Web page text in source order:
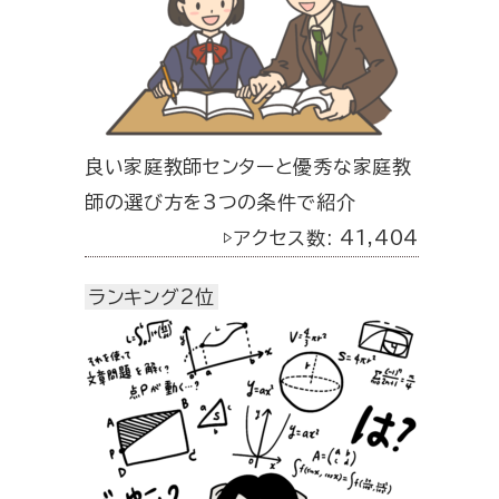
良い家庭教師センターと優秀な家庭教
師の選び方を3つの条件で紹介
▷アクセス数: 41,404
ランキング2位